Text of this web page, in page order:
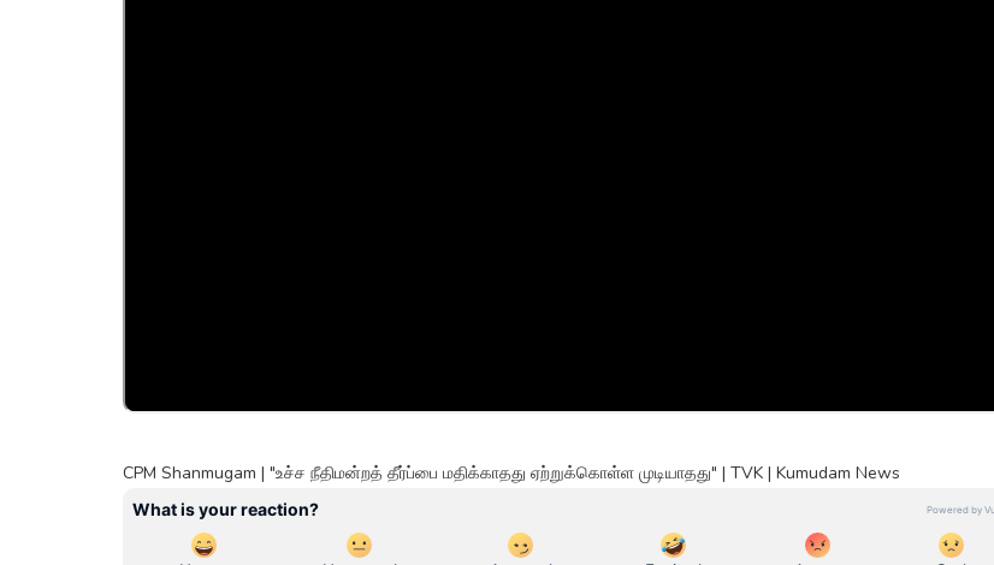
CPM Shanmugam | "உச்ச நீதிமன்றத் தீர்ப்பை மதிக்காதது ஏற்றுக்கொள்ள முடியாதது" | TVK | Kumudam News